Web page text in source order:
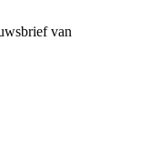
van